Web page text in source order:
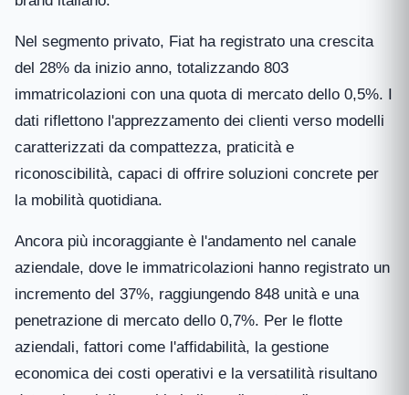
Nel segmento privato, Fiat ha registrato una crescita
del 28% da inizio anno, totalizzando 803
immatricolazioni con una quota di mercato dello 0,5%. I
dati riflettono l'apprezzamento dei clienti verso modelli
caratterizzati da compattezza, praticità e
riconoscibilità, capaci di offrire soluzioni concrete per
la mobilità quotidiana.
Ancora più incoraggiante è l'andamento nel canale
aziendale, dove le immatricolazioni hanno registrato un
incremento del 37%, raggiungendo 848 unità e una
penetrazione di mercato dello 0,7%. Per le flotte
aziendali, fattori come l'affidabilità, la gestione
economica dei costi operativi e la versatilità risultano